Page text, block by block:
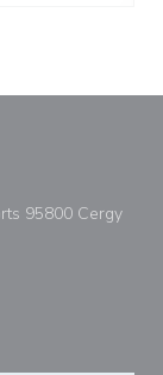
95800 Cergy